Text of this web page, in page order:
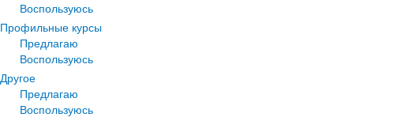
Воспользуюсь
Профильные курсы
Предлагаю
Воспользуюсь
Другое
Предлагаю
Воспользуюсь